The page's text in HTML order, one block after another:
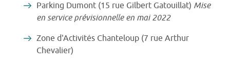
Parking Dumont (15 rue Gilbert Gatouillat) Mise
en service prévisionnelle en mai 2022
Zone d'Activités Chanteloup (7 rue Arthur
Chevalier)